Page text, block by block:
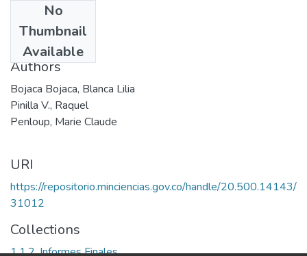
No
Thumbnail
Available
1994
Authors
Bojaca Bojaca, Blanca Lilia
Pinilla V., Raquel
Penloup, Marie Claude
URI
https://repositorio.minciencias.gov.co/handle/20.500.14143/
31012
Collections
1.1.2. Informes Finales